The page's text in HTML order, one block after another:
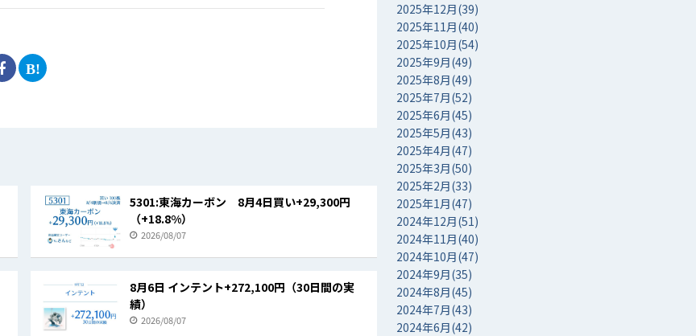
5301:東海カーボン 8月4日買い+29,300円
（+18.8%）
2026/08/07
8月6日 インテント+272,100円（30日間の実
績）
2026/08/07
2025年12月(39)
2025年11月(40)
2025年10月(54)
2025年9月(49)
2025年8月(49)
2025年7月(52)
2025年6月(45)
2025年5月(43)
2025年4月(47)
2025年3月(50)
2025年2月(33)
2025年1月(47)
2024年12月(51)
2024年11月(40)
2024年10月(47)
2024年9月(35)
2024年8月(45)
2024年7月(43)
2024年6月(42)